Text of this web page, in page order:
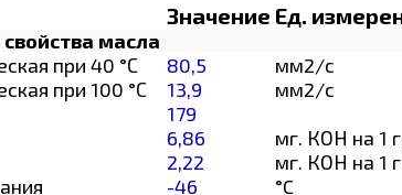
Значение Ед.
масла
при 40 °С
80,5
мм2/с
при 100 °С
13,9
мм2/с
179
6,86
мг. КОН на 1
2,22
мг. КОН на 1
-46
°C